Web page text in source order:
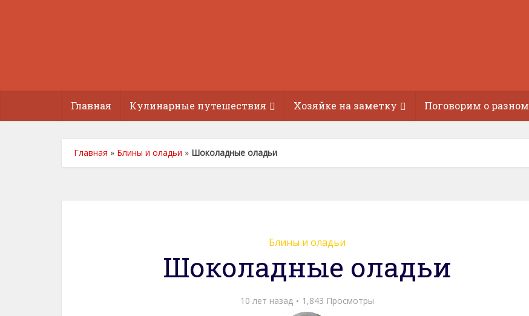
Главная Кулинарные путешествия Хозяйке на заметку Поговорим о разном
Главная » Блины и оладьи » Шоколадные оладьи
Блины и оладьи
Шоколадные оладьи
10 лет назад 1,843 Просмотры